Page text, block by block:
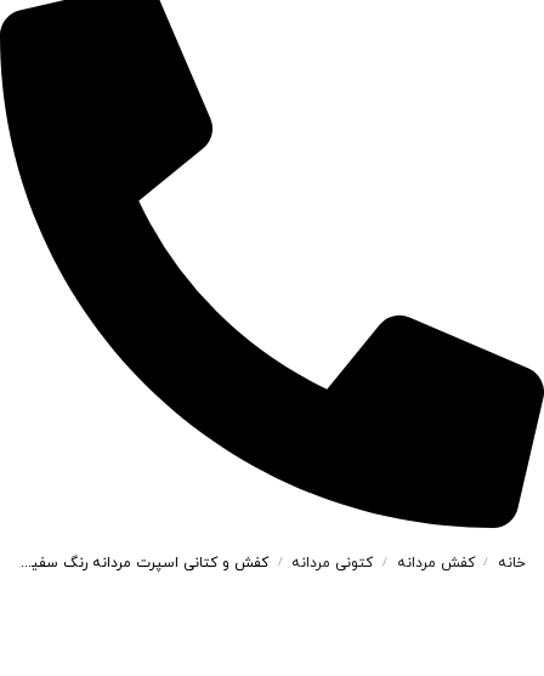
خانه / کفش مردانه / کتونی مردانه / کفش و کتانی اسپرت مردانه رنگ سفید زرد مدل نایک NIKE AIR کد 71425